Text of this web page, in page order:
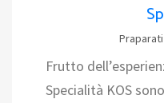
Frutto
Specialità KOS